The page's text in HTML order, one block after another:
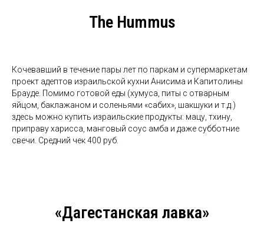
The Hummus
Кочевавший в течение пары лет по паркам и супермаркетам
проект адептов израильской кухни Анисима и Капитолины
Брауде. Помимо готовой еды (хумуса, питы с отварным
яйцом, баклажаном и соленьями «сабих», шакшуки и т.д.)
здесь можно купить израильские продукты: мацу, тхину,
приправу харисса, манговый соус амба и даже субботние
свечи. Средний чек 400 руб.
«Дагестанская лавка»